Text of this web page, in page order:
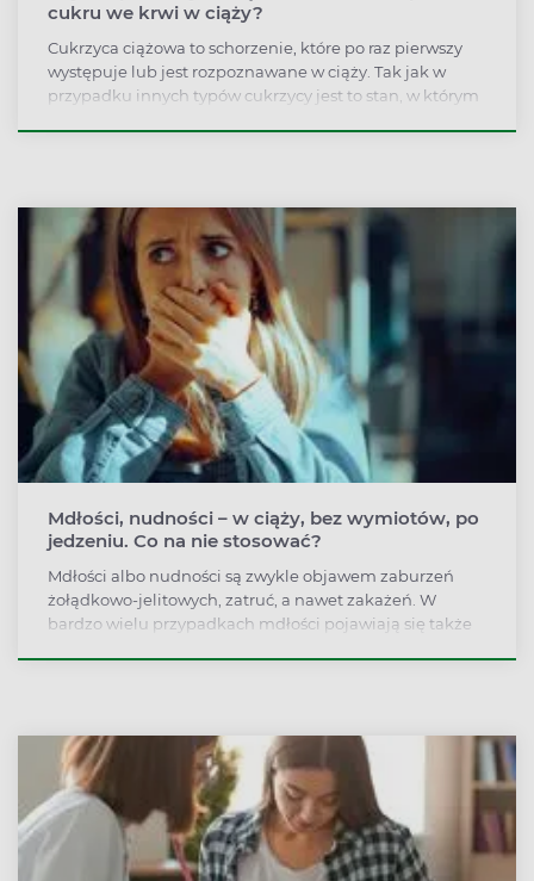
cukru we krwi w ciąży?
Cukrzyca ciążowa to schorzenie, które po raz pierwszy
występuje lub jest rozpoznawane w ciąży. Tak jak w
przypadku innych typów cukrzycy jest to stan, w którym
Mdłości, nudności – w ciąży, bez wymiotów, po
jedzeniu. Co na nie stosować?
Mdłości albo nudności są zwykle objawem zaburzeń
żołądkowo-jelitowych, zatruć, a nawet zakażeń. W
bardzo wielu przypadkach mdłości pojawiają się także